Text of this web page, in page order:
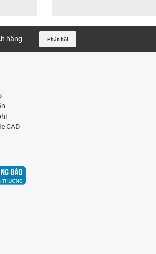
hàng. Phản hồi
CAD